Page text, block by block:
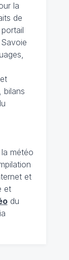
la
de
bilans
météo
et
et
du